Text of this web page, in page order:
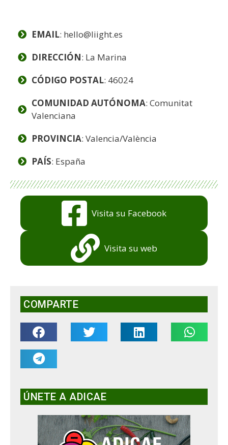
EMAIL: hello@liight.es
DIRECCIÓN: La Marina
CÓDIGO POSTAL: 46024
COMUNIDAD AUTÓNOMA: Comunitat
Valenciana
PROVINCIA: Valencia/València
PAÍS: España
Visita su Facebook
Visita su web
COMPARTE
ÚNETE A ADICAE